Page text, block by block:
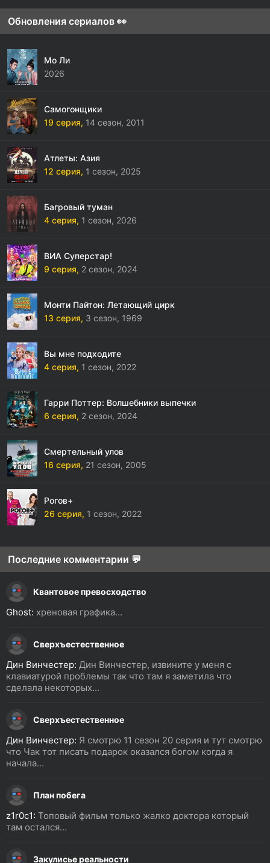
Обновления сериалов 👀
Мо Ли
2026
Самогонщики
19 серия, 14 сезон, 2011
Атлеты: Азия
12 серия, 1 сезон, 2025
Багровый туман
4 серия, 1 сезон, 2026
ВИА Суперстар!
9 серия, 2 сезон, 2024
Монти Пайтон: Летающий цирк
13 серия, 3 сезон, 1969
Вы мне подходите
4 серия, 1 сезон, 2022
Гарри Поттер: Волшебники выпечки
6 серия, 2 сезон, 2024
Смертельный улов
16 серия, 21 сезон, 2005
Рогов+
26 серия, 1 сезон, 2022
Последние комментарии 💬
Квантовое превосходство
Ghost: хреновая графика...
Сверхъестественное
Дин Винчестер: Дин Винчестер, извините у меня с
клавиатурой проблемы так что там я заметила что
сделала некоторых...
Сверхъестественное
Дин Винчестер: Я смотрю 11 сезон 20 серия и тут смотрю
что Чак тот писать подарок оказался богом когда я
начала...
План побега
z1r0c1: Топовый фильм только жалко доктора который
там остался...
Закулисье реальности